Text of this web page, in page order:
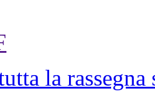
la rassegna